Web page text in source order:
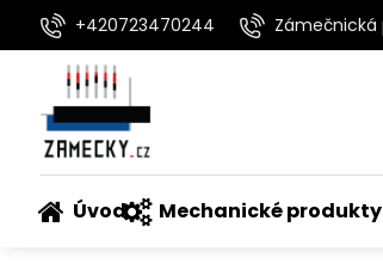
+420723470244
Úvod Mechanické produkty